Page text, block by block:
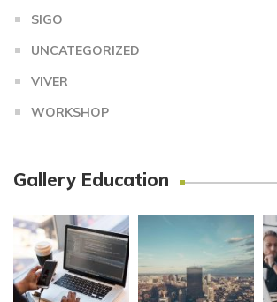
SIGO
UNCATEGORIZED
VIVER
WORKSHOP
Gallery Education